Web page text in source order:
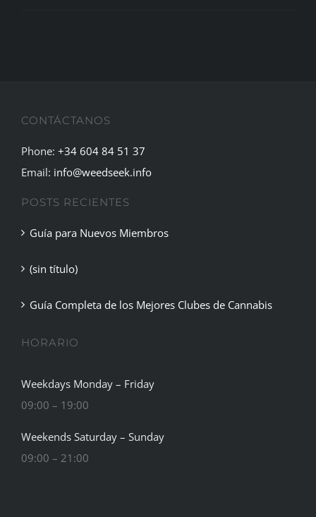
CONTÁCTANOS
Phone: +34 604 84 51 37
Email: info@weedseek.info
POSTS RECIENTES
Guía para Nuevos Miembros
(sin título)
Guía Completa de los Mejores Clubes de Cannabis
HORARIO
Weekdays Monday – Friday
09:00 – 19:00
Weekends Saturday – Sunday
09:00 – 21:00